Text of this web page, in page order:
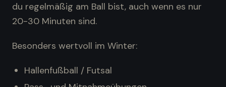
du regelmäßig am Ball bist, auch wenn es nur
20-30 Minuten sind.
Besonders wertvoll im Winter:
Hallenfußball / Futsal